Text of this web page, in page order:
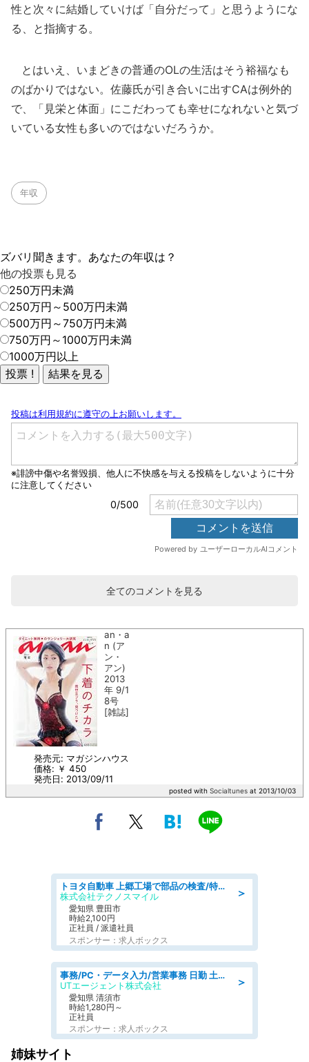
性と次々に結婚していけば「自分だって」と思うようにな
る、と指摘する。
とはいえ、いまどきの普通のOLの生活はそう裕福なも
のばかりではない。佐藤氏が引き合いに出すCAは例外的
で、「見栄と体面」にこだわっても幸せになれないと気づ
いている女性も多いのではないだろうか。
年収
ズバリ聞きます。あなたの年収は？
他の投票も見る
250万円未満
250万円～500万円未満
500万円～750万円未満
750万円～1000万円未満
1000万円以上
全てのコメントを見る
an・a
n (ア
ン・
アン)
2013
年 9/1
8号
[雑誌]
発売元: マガジンハウス
価格: ￥ 450
発売日: 2013/09/11
posted with Socialtunes at 2013/10/03
＞
トヨタ自動車 上郷工場で部品の検査/特典168万/tutumi
株式会社テクノスマイル
愛知県 豊田市
時給2,100円
正社員 / 派遣社員
スポンサー：求人ボックス
＞
事務/PC・データ入力/営業事務 日勤 土日休み 残業少なめ 車通勤OK 総合事務
UTエージェント株式会社
愛知県 清須市
時給1,280円～
正社員
スポンサー：求人ボックス
姉妹サイト